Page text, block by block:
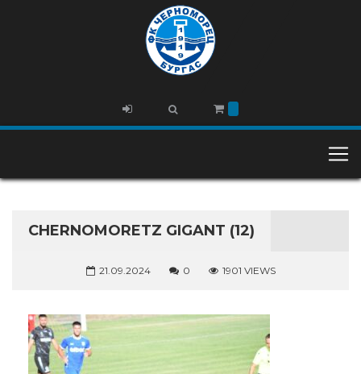
CHERNOMORETZ GIGANT (12)
21.09.2024 0 1901 VIEWS